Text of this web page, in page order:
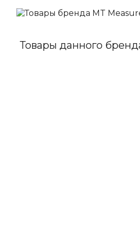
Товары данного